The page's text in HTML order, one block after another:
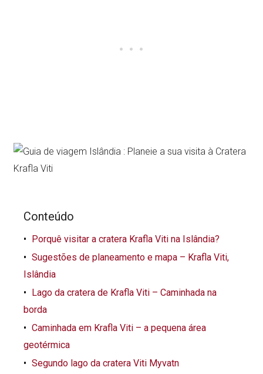
Conteúdo
Porquê visitar a cratera Krafla Viti na Islândia?
Sugestões de planeamento e mapa – Krafla Viti,
Islândia
Lago da cratera de Krafla Viti – Caminhada na
borda
Caminhada em Krafla Viti – a pequena área
geotérmica
Segundo lago da cratera Viti Myvatn